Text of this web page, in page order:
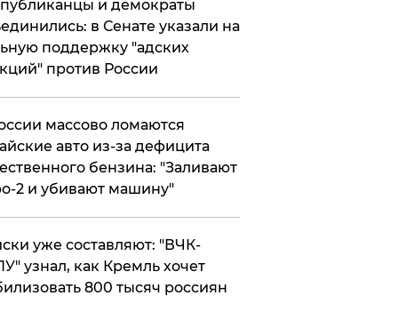
и демократы
в Сенате указали на
поддержку "адских
против России
массово ломаются
авто из-за дефицита
бензина: "Заливают
2 и убивают машину"
уже составляют: "ВЧК-
узнал, как Кремль хочет
800 тысяч россиян